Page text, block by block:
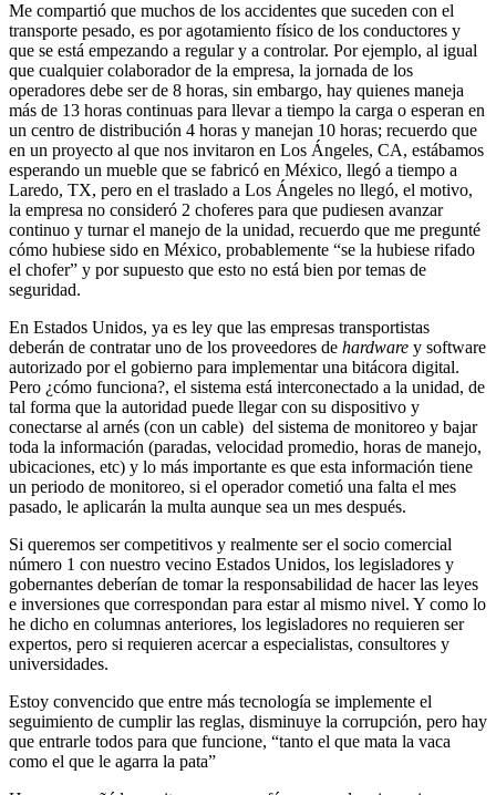
Me compartió que muchos de los accidentes que suceden con el
transporte pesado, es por agotamiento físico de los conductores y
que se está empezando a regular y a controlar. Por ejemplo, al igual
que cualquier colaborador de la empresa, la jornada de los
operadores debe ser de 8 horas, sin embargo, hay quienes maneja
más de 13 horas continuas para llevar a tiempo la carga o esperan en
un centro de distribución 4 horas y manejan 10 horas; recuerdo que
en un proyecto al que nos invitaron en Los Ángeles, CA, estábamos
esperando un mueble que se fabricó en México, llegó a tiempo a
Laredo, TX, pero en el traslado a Los Ángeles no llegó, el motivo,
la empresa no consideró 2 choferes para que pudiesen avanzar
continuo y turnar el manejo de la unidad, recuerdo que me pregunté
cómo hubiese sido en México, probablemente “se la hubiese rifado
el chofer” y por supuesto que esto no está bien por temas de
seguridad.
En Estados Unidos, ya es ley que las empresas transportistas
deberán de contratar uno de los proveedores de hardware y software
autorizado por el gobierno para implementar una bitácora digital.
Pero ¿cómo funciona?, el sistema está interconectado a la unidad, de
tal forma que la autoridad puede llegar con su dispositivo y
conectarse al arnés (con un cable) del sistema de monitoreo y bajar
toda la información (paradas, velocidad promedio, horas de manejo,
ubicaciones, etc) y lo más importante es que esta información tiene
un periodo de monitoreo, si el operador cometió una falta el mes
pasado, le aplicarán la multa aunque sea un mes después.
Si queremos ser competitivos y realmente ser el socio comercial
número 1 con nuestro vecino Estados Unidos, los legisladores y
gobernantes deberían de tomar la responsabilidad de hacer las leyes
e inversiones que correspondan para estar al mismo nivel. Y como lo
he dicho en columnas anteriores, los legisladores no requieren ser
expertos, pero si requieren acercar a especialistas, consultores y
universidades.
Estoy convencido que entre más tecnología se implemente el
seguimiento de cumplir las reglas, disminuye la corrupción, pero hay
que entrarle todos para que funcione, “tanto el que mata la vaca
como el que le agarra la pata”